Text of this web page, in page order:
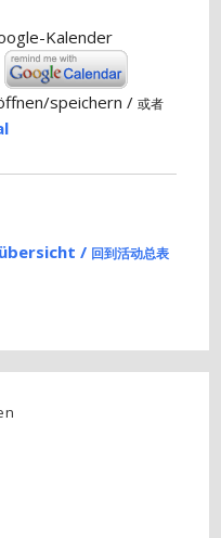
Kalender
speichern /或者
/ 回到活动总表